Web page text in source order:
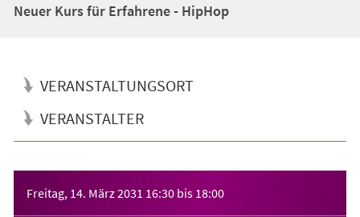
Neuer Kurs für Erfahrene - HipHop
VERANSTALTUNGSORT
VERANSTALTER
Freitag, 14. März 2031 16:30 bis 18:00